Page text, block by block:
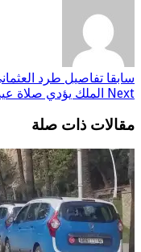
سابقا تفاصيل طرد
Next الملك يؤدي صلاة
مقالات ذات صلة